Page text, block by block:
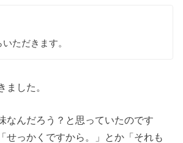
ただきます。
ました。
なんだろう？と思っていたのです
せっかくですから。」とか「それも